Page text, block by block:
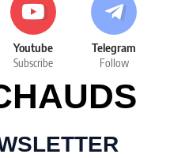
Youtube
Subscribe
Telegram
Follow